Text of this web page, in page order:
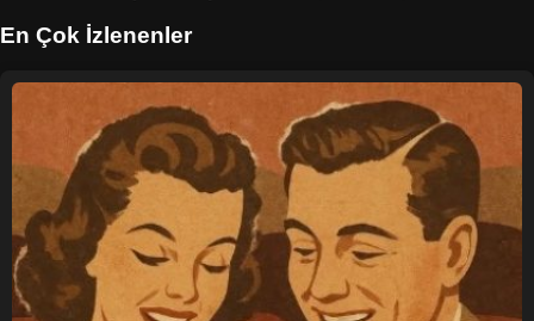
En Çok İzlenenler